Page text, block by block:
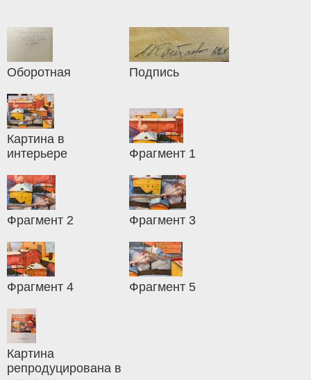
Оборотная Подпись
Картина в
интерьере
Фрагмент 1
Фрагмент 2 Фрагмент 3
Фрагмент 4 Фрагмент 5
Картина
репродуцирована в